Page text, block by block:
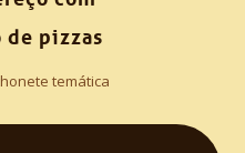
pizzas
temática